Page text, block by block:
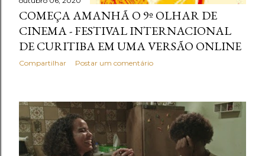
COMEÇA AMANHÃ O 9º OLHAR DE
CINEMA - FESTIVAL INTERNACIONAL
DE CURITIBA EM UMA VERSÃO ONLINE
Compartilhar Postar um comentário